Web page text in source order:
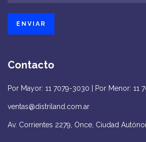
Contacto
Por Mayor: 11 7079-3030 | Por Menor: 11
ventas@distriland.com.ar
Av. Corrientes 2279, Once, Ciudad